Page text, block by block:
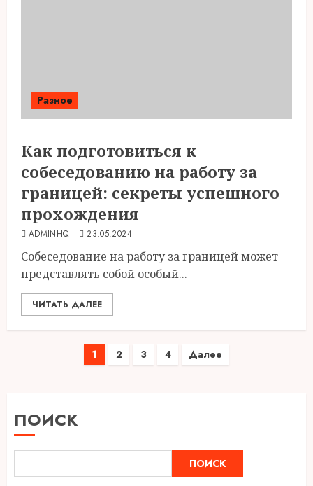
Разное
Как подготовиться к
собеседованию на работу за
границей: секреты успешного
прохождения
ADMINHQ 23.05.2024
Собеседование на работу за границей может
представлять собой особый...
ЧИТАТЬ ДАЛЕЕ
Пагинация
1 2 3 4 Далее
ПОИСК
ПОИСК